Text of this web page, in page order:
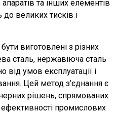
та інших елементів
до великих тисків і
виготовлені з різних
сталь, нержавіюча сталь
від умов експлуатації і
Цей метод з’єднання є
рішень, спрямованих
промислових